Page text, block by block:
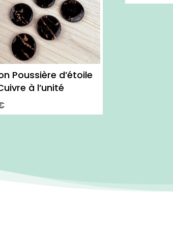
Poussière d’étoile
à l’unité